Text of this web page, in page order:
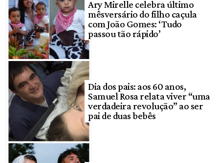
Ary Mirelle celebra último
mêsversário do filho caçula
com João Gomes: ‘Tudo
passou tão rápido’
Dia dos pais: aos 60 anos,
Samuel Rosa relata viver “uma
verdadeira revolução” ao ser
pai de duas bebês